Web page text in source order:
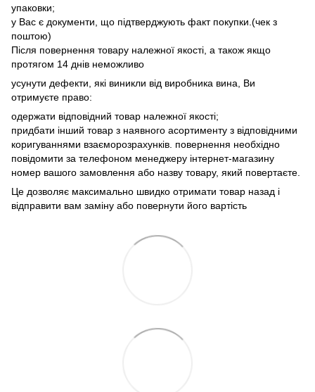
упаковки;
у Вас є документи, що підтверджують факт покупки.(чек з
поштою)
Після повернення товару належної якості, а також якщо
протягом 14 днів неможливо
усунути дефекти, які виникли від виробника вина, Ви
отримуєте право:
одержати відповідний товар належної якості;
придбати інший товар з наявного асортименту з відповідними
коригуваннями взаєморозрахунків. повернення необхідно
повідомити за телефоном менеджеру інтернет-магазину
номер вашого замовлення або назву товару, який повертаєте.
Це дозволяє максимально швидко отримати товар назад і
відправити вам заміну або повернути його вартість